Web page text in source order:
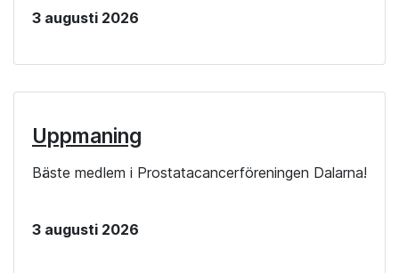
3 augusti 2026
Uppmaning
Bäste medlem i Prostatacancerföreningen Dalarna!
3 augusti 2026